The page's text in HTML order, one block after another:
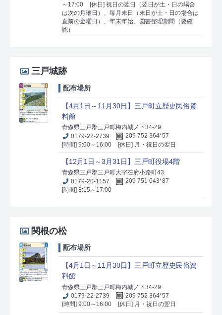
～17:00
[休日] 祝日の翌日（翌日が土・日の場合
は次の月曜日）、毎月末日（末日が土・日の場合は
直前の金曜日）、年末年始、図書整理期間（要確
認）
三戸城跡
配布場所
【4月1日～11月30日】三戸町立歴史民俗資
料館
青森県三戸郡三戸町梅内城ノ下34-29
0179-22-2739
209 752 364*57
[時間] 9:00～16:00
[休日] 月・祝日の翌日
【12月1日～3月31日】三戸町役場4階
青森県三戸郡三戸町大字在府小路町43
0179-20-1157
209 751 043*87
[時間] 8:15～17:00
関根の松
配布場所
【4月1日～11月30日】三戸町立歴史民俗資
料館
青森県三戸郡三戸町梅内城ノ下34-29
0179-22-2739
209 752 364*57
[時間] 9:00～16:00
[休日] 月・祝日の翌日